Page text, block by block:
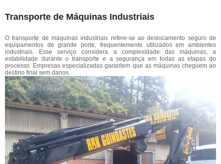
Transporte de Máquinas Industriais
O transporte de máquinas industriais refere-se ao deslocamento seguro de
equipamentos de grande porte, frequentemente utilizados em ambientes
industriais. Esse serviço considera a complexidade das máquinas, a
estabilidade durante o transporte e a segurança em todas as etapas do
processo. Empresas especializadas garantem que as máquinas cheguem ao
destino final sem danos.